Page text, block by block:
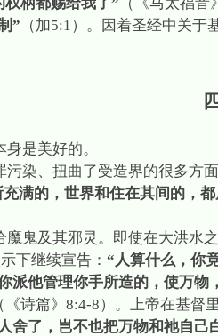
” （加5:1）。因着圣经中关于
是美好的。
污染、扭曲了受造界的很多方
满的，世界和住在其间的，
魔鬼及其邪灵。即使在大洪水
下继续宣告： “人算什么，你
派他管理你手所造的，使万
《诗篇》 8:4-8）。上帝在基督
舍了，岂不也把万物和祂自己